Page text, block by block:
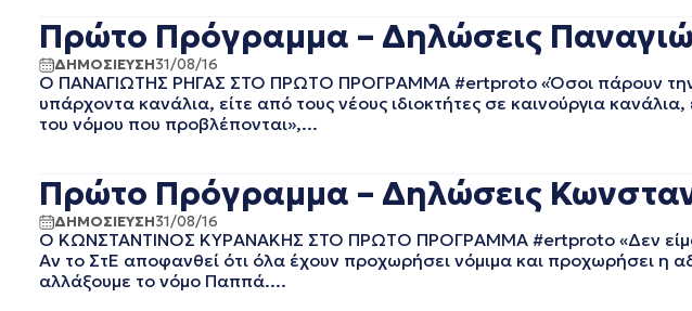
ΙΑΝΟΥΑΡΙΟΣ 2024
ΔΕΚΕΜΒΡΙΟΣ 2023
ΝΟΕΜΒΡΙΟΣ 2023
ΟΚΤΩΒΡΙΟΣ 2023
ΣΕΠΤΕΜΒΡΙΟΣ 2023
ΙΟΥΛΙΟΣ 2023
ΙΟΥΝΙΟΣ 2023
ΜΑΙΟΣ 2023
ΑΠΡΙΛΙΟΣ 2023
ΜΑΡΤΙΟΣ 2023
Πρώτο Πρόγραμμα – Δηλώσεις
ΔΗΜΟΣΙΕΥΣΗ31/08/16
Ο ΠΑΝΑΓΙΩΤΗΣ ΡΗΓΑΣ ΣΤΟ ΠΡΩΤO ΠΡΟΓΡΑΜΜΑ #ertproto «Όσοι πάρουν την
υπάρχοντα κανάλια, είτε από τους νέους ιδιοκτήτες σε καινούργια
του νόμου που προβλέπονται»,...
Πρώτο Πρόγραμμα – Δηλώσεις
ΔΗΜΟΣΙΕΥΣΗ31/08/16
Ο ΚΩΝΣΤΑΝΤΙΝΟΣ ΚΥΡΑΝΑΚΗΣ ΣΤΟ ΠΡΩΤO ΠΡΟΓΡΑΜΜΑ #ertproto «Δεν
Αν το ΣτΕ αποφανθεί ότι όλα έχουν προχωρήσει νόμιμα και προχωρήσει η
αλλάξουμε το νόμο Παππά....